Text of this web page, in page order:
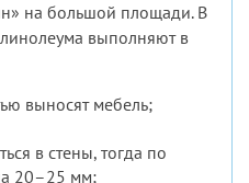
на большой площади. В
выполняют в
выносят мебель;
в стены, тогда по
20–25 мм;